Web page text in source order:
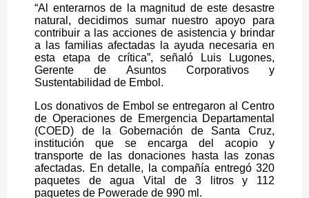
“Al enterarnos de la magnitud de este desastre
natural, decidimos sumar nuestro apoyo para
contribuir a las acciones de asistencia y brindar
a las familias afectadas la ayuda necesaria en
esta etapa de crítica”, señaló Luis Lugones,
Gerente de Asuntos Corporativos y
Sustentabilidad de Embol.
Los donativos de Embol se entregaron al Centro
de Operaciones de Emergencia Departamental
(COED) de la Gobernación de Santa Cruz,
institución que se encarga del acopio y
transporte de las donaciones hasta las zonas
afectadas. En detalle, la compañía entregó 320
paquetes de agua Vital de 3 litros y 112
paquetes de Powerade de 990 ml.